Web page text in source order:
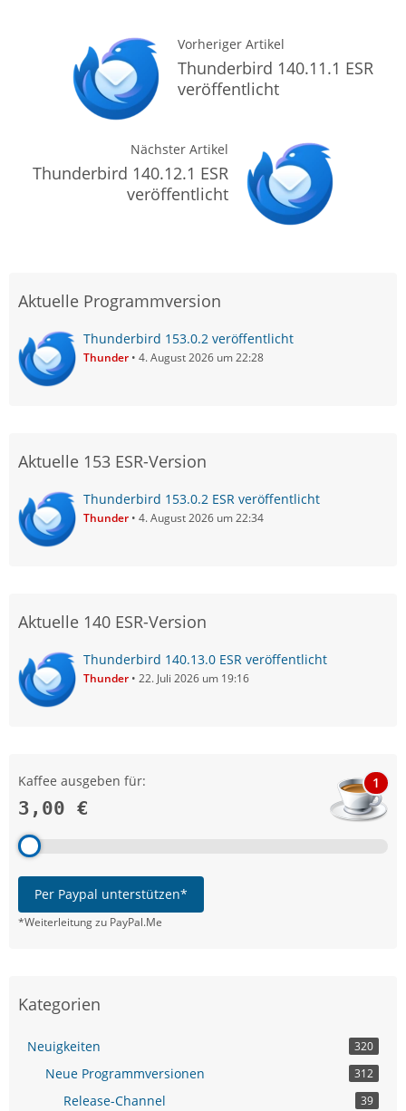
Vorheriger Artikel
Thunderbird 140.11.1 ESR
veröffentlicht
Nächster Artikel
Thunderbird 140.12.1 ESR
veröffentlicht
Aktuelle Programmversion
Thunderbird 153.0.2 veröffentlicht
Thunder 4. August 2026 um 22:28
Aktuelle 153 ESR-Version
Thunderbird 153.0.2 ESR veröffentlicht
Thunder 4. August 2026 um 22:34
Aktuelle 140 ESR-Version
Thunderbird 140.13.0 ESR veröffentlicht
Thunder 22. Juli 2026 um 19:16
Kaffee ausgeben für:
3,00 €
1
Per Paypal unterstützen*
*Weiterleitung zu PayPal.Me
Kategorien
Neuigkeiten 320
Neue Programmversionen 312
Release-Channel 39